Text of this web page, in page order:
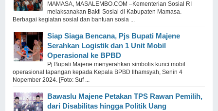
MAMASA, MASALEMBO.COM –Kementerian Sosial RI
melaksanakan Bakti Sosial di Kabupaten Mamasa.
Berbagai kegiatan sosial dan bantuan sosia ...
Siap Siaga Bencana, Pjs Bupati Majene
Serahkan Logistik dan 1 Unit Mobil
Operasional ke BPBD
Pj Bupati Majene menyerahkan simbolis kunci mobil
operasional lapangan kepada Kepala BPBD Ilhamsyah, Senin 4
Nopember 2024. [Foto: Suf ...
Bawaslu Majene Petakan TPS Rawan Pemilih,
dari Disabilitas hingga Politik Uang